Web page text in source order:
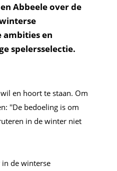
Abbeele over de
ambities en
spelersselectie.
en hoort te staan. Om
''De bedoeling is om
in de winter niet
in de winterse